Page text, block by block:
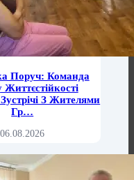
Поруч: Команда
З Жителями
Гр…
06.08.2026